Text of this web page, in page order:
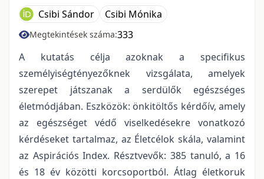
Csibi Sándor Csibi Mónika
Megtekintések száma:333
A kutatás célja azoknak a specifikus
személyiségtényezőknek vizsgálata, amelyek
szerepet játszanak a serdülők egészséges
életmódjában. Eszközök: önkitöltős kérdőív, amely
az egészséget védő viselkedésekre vonatkozó
kérdéseket tartalmaz, az Életcélok skála, valamint
az Aspirációs Index. Résztvevők: 385 tanuló, a 16
és 18 év közötti korcsoportból. Átlag életkoruk